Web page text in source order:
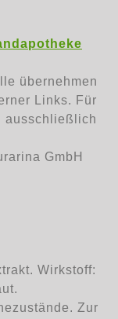
übernehmen
Links. Für
ausschließlich
GmbH
Wirkstoff:
Zur